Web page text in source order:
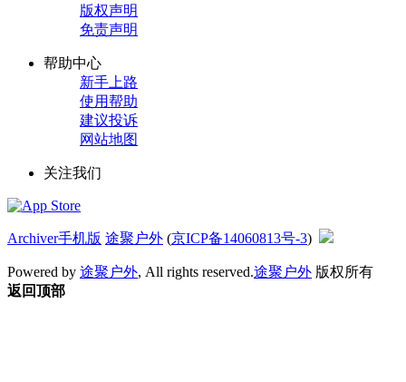
版权声明
免责声明
帮助中心
新手上路
使用帮助
建议投诉
网站地图
关注我们
Archiver手机版 途聚户外 (京ICP备14060813号-3)
Powered by 途聚户外, All rights reserved.途聚户外 版权所有
返回顶部